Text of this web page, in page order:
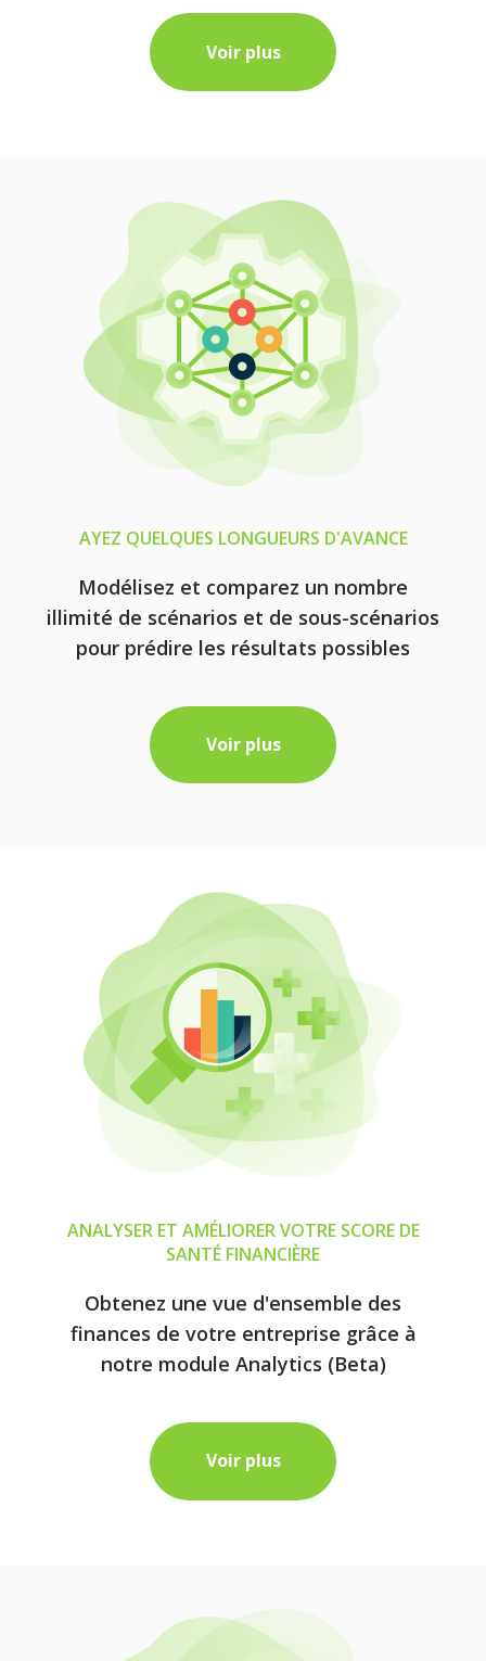
Voir plus
AYEZ QUELQUES LONGUEURS D'AVANCE
Modélisez et comparez un nombre
illimité de scénarios et de sous-scénarios
pour prédire les résultats possibles
Voir plus
ANALYSER ET AMÉLIORER VOTRE SCORE DE
SANTÉ FINANCIÈRE
Obtenez une vue d'ensemble des
finances de votre entreprise grâce à
notre module Analytics (Beta)
Voir plus